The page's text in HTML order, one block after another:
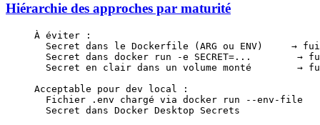
Hiérarchie des approches par maturité
À éviter :
Secret dans le Dockerfile (ARG ou ENV)     →
Secret dans docker run -e SECRET=...        →
Secret en clair dans un volume monté        →
Acceptable pour dev local :
  Fichier .env chargé via docker run --env-file
  Secret dans Docker Desktop Secrets